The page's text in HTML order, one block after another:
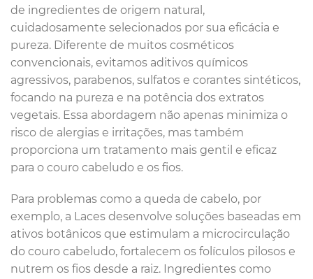
de ingredientes de origem natural,
cuidadosamente selecionados por sua eficácia e
pureza. Diferente de muitos cosméticos
convencionais, evitamos aditivos químicos
agressivos, parabenos, sulfatos e corantes sintéticos,
focando na pureza e na potência dos extratos
vegetais. Essa abordagem não apenas minimiza o
risco de alergias e irritações, mas também
proporciona um tratamento mais gentil e eficaz
para o couro cabeludo e os fios.
Para problemas como a queda de cabelo, por
exemplo, a Laces desenvolve soluções baseadas em
ativos botânicos que estimulam a microcirculação
do couro cabeludo, fortalecem os folículos pilosos e
nutrem os fios desde a raiz. Ingredientes como